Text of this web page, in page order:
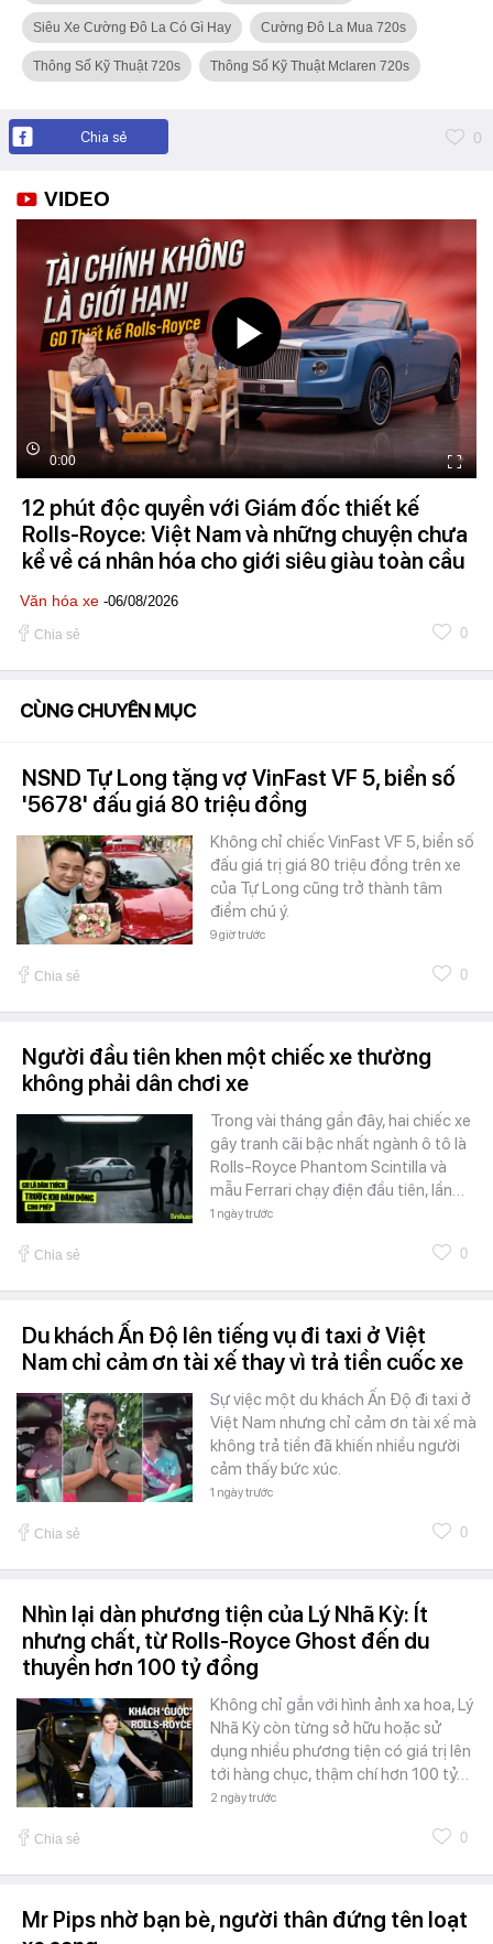
Siêu Xe Cường Đô La Có Gì Hay Cường Đô La Mua 720s
Thông Số Kỹ Thuật 720s Thông Số Kỹ Thuật Mclaren 720s
Chia sẻ 0
VIDEO
0:00
12 phút độc quyền với Giám đốc thiết kế
Rolls-Royce: Việt Nam và những chuyện chưa
kể về cá nhân hóa cho giới siêu giàu toàn cầu
Văn hóa xe -06/08/2026
Chia sẻ 0
CÙNG CHUYÊN MỤC
NSND Tự Long tặng vợ VinFast VF 5, biển số
'5678' đấu giá 80 triệu đồng
Không chỉ chiếc VinFast VF 5, biển số
đấu giá trị giá 80 triệu đồng trên xe
của Tự Long cũng trở thành tâm
điểm chú ý.
9 giờ trước
Chia sẻ 0
Người đầu tiên khen một chiếc xe thường
không phải dân chơi xe
Trong vài tháng gần đây, hai chiếc xe
gây tranh cãi bậc nhất ngành ô tô là
Rolls-Royce Phantom Scintilla và
mẫu Ferrari chạy điện đầu tiên, lần…
1 ngày trước
Chia sẻ 0
Du khách Ấn Độ lên tiếng vụ đi taxi ở Việt
Nam chỉ cảm ơn tài xế thay vì trả tiền cuốc xe
Sự việc một du khách Ấn Độ đi taxi ở
Việt Nam nhưng chỉ cảm ơn tài xế mà
không trả tiền đã khiến nhiều người
cảm thấy bức xúc.
1 ngày trước
Chia sẻ 0
Nhìn lại dàn phương tiện của Lý Nhã Kỳ: Ít
nhưng chất, từ Rolls-Royce Ghost đến du
thuyền hơn 100 tỷ đồng
Không chỉ gắn với hình ảnh xa hoa, Lý
Nhã Kỳ còn từng sở hữu hoặc sử
dụng nhiều phương tiện có giá trị lên
tới hàng chục, thậm chí hơn 100 tỷ…
2 ngày trước
Chia sẻ 0
Mr Pips nhờ bạn bè, người thân đứng tên loạt